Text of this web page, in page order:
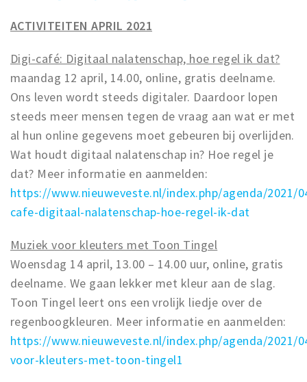
ACTIVITEITEN APRIL 2021
Digi-café: Digitaal nalatenschap, hoe regel ik dat?
maandag 12 april, 14.00, online, gratis deelname.
Ons leven wordt steeds digitaler. Daardoor lopen
steeds meer mensen tegen de vraag aan wat er met
al hun online gegevens moet gebeuren bij overlijden.
Wat houdt digitaal nalatenschap in? Hoe regel je
dat? Meer informatie en aanmelden:
https://www.nieuweveste.nl/index.php/agenda/2021/
cafe-digitaal-nalatenschap-hoe-regel-ik-dat
Muziek voor kleuters met Toon Tingel
Woensdag 14 april, 13.00 – 14.00 uur, online, gratis
deelname. We gaan lekker met kleur aan de slag.
Toon Tingel leert ons een vrolijk liedje over de
regenboogkleuren. Meer informatie en aanmelden:
https://www.nieuweveste.nl/index.php/agenda/2021/
voor-kleuters-met-toon-tingel1